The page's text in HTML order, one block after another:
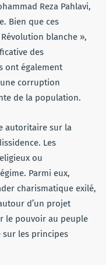
Reza Pahlavi,
Bien que ces
blanche »,
des
ont également
corruption
de la population.
autoritaire sur la
Les
ou
Parmi eux,
charismatique exilé,
d’un projet
le pouvoir au peuple
sur les principes